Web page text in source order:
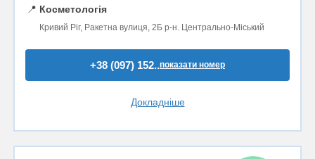
📍 Косметологія
Кривий Ріг, Ракетна вулиця, 2Б р-н. Центрально-Міський
+38 (097) 152..показати номер
Докладніше